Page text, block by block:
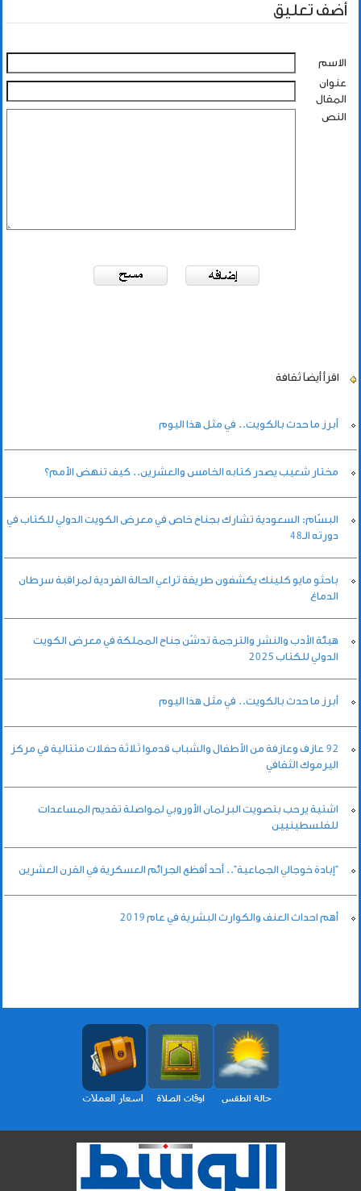
أضف تعليق
الاسم
عنوان
المقال
النص
اقرأ أيضاً ثقافة
أبرز ما حدث بالكويت.. في مثل هذا اليوم
مختار شعيب يصدر كتابه الخامس والعشرين.. كيف تنهض الأمم؟
البسّام: السعودية تشارك بجناح خاص في معرض الكويت الدولي للكتاب في
دورته الـ48
باحثو مايو كلينك يكشفون طريقة تراعي الحالة الفردية لمراقبة سرطان
الدماغ
هيئة الأدب والنشر والترجمة تدشّن جناح المملكة في معرض الكويت
الدولي للكتاب 2025
أبرز ما حدث بالكويت.. في مثل هذا اليوم
92 عازف وعازفة من الأطفال والشباب قدموا ثلاثة حفلات متتالية في مركز
اليرموك الثقافي
اشتية يرحب بتصويت البرلمان الأوروبي لمواصلة تقديم المساعدات
للفلسطينيين
"إبادة خوجالي الجماعية".. أحد أفظع الجرائم العسكرية في القرن العشرين
أهم احداث العنف والكوارث البشرية في عام 2019